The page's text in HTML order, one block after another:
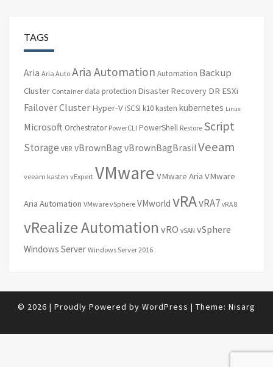
TAGS
Aria Aria Auto Aria Automation Automation Backup
Cluster Container data protection Disaster Recovery DR ESXi
Failover Cluster Hyper-V iSCSI k10 kasten kubernetes Linux
Microsoft Orchestrator PowerCLI PowerShell Restore Script
Storage VBR vBrownBag vBrownBagBrasilVeeam
veeam kasten vExpert VMware VMware Aria VMware
Aria Automation VMware vSphere VMworld vRAvRA7 vRA 8
vRealize Automation vRO vSAN vSphere
Windows Server Windows Server 2016
© 2026 | Proudly Powered by WordPress | Theme: Nisarg